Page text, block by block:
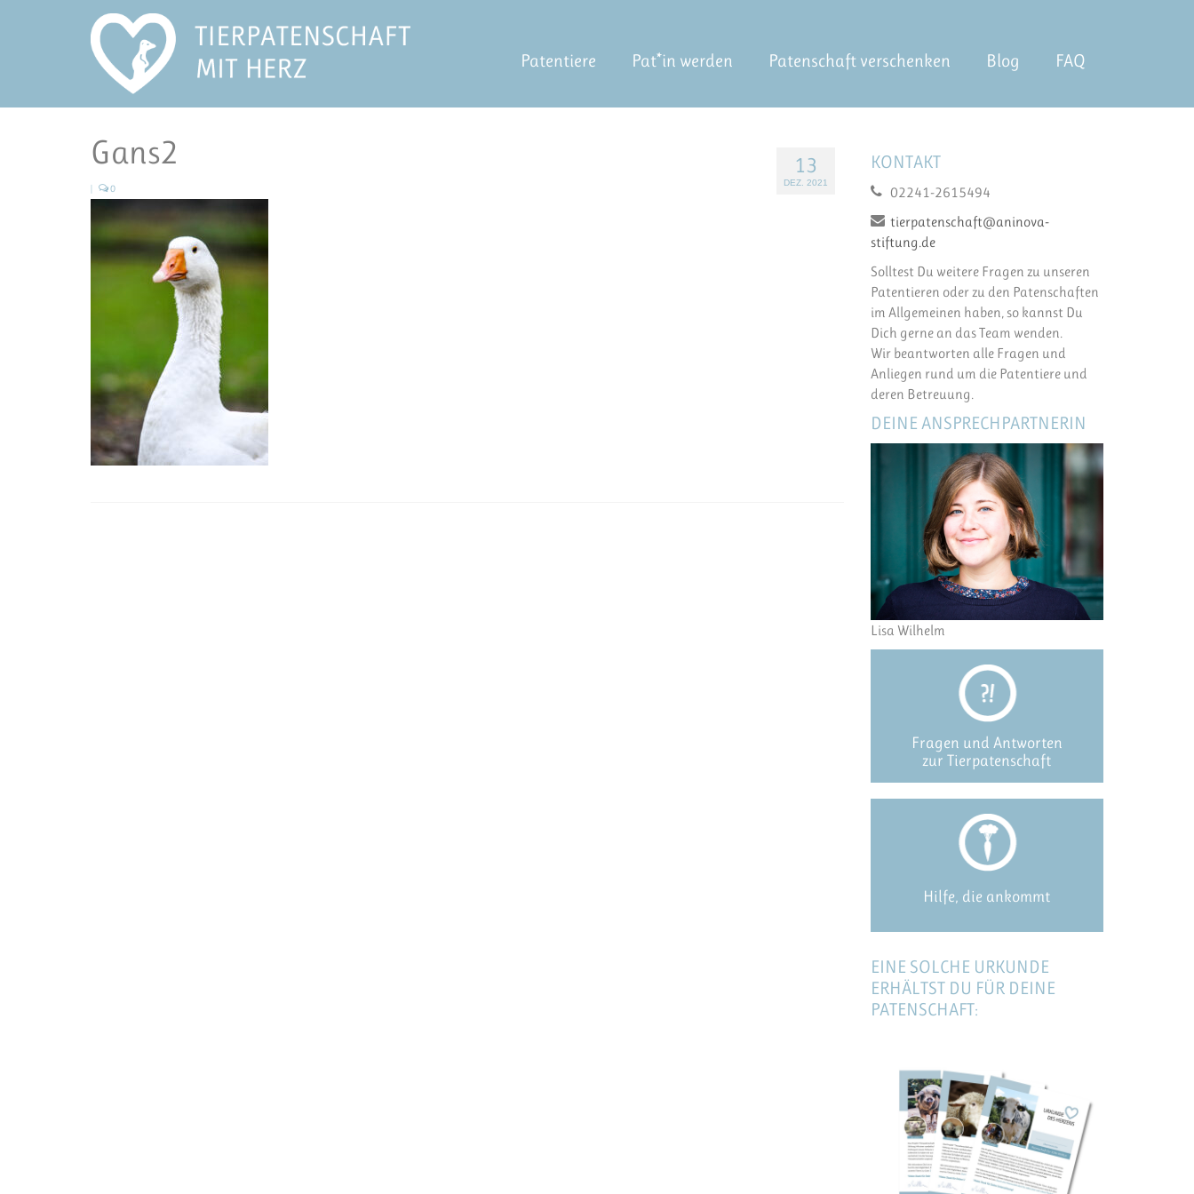
Patentiere Pat*in werden Patenschaft verschenken Blog FAQ
13
DEZ. 2021
Gans2
0
KONTAKT
02241-2615494
tierpatenschaft@aninova-
stiftung.de
Solltest Du weitere Fragen zu unseren
Patentieren oder zu den Patenschaften
im Allgemeinen haben, so kannst Du
Dich gerne an das Team wenden.
Wir beantworten alle Fragen und
Anliegen rund um die Patentiere und
deren Betreuung.
DEINE ANSPRECHPARTNERIN
Lisa Wilhelm
Fragen und Antworten
zur Tierpatenschaft
Hilfe, die ankommt
EINE SOLCHE URKUNDE
ERHÄLTST DU FÜR DEINE
PATENSCHAFT: